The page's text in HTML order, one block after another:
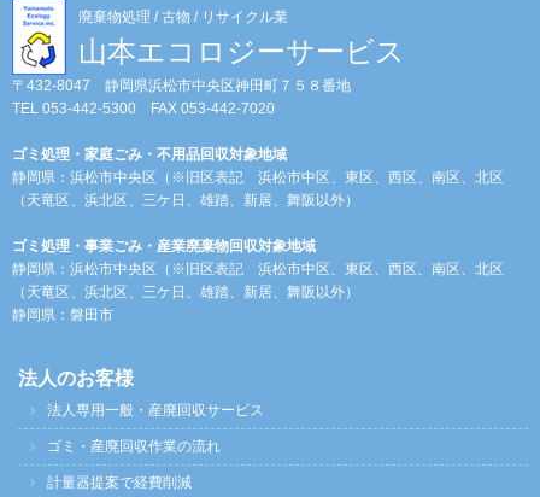
廃棄物処理 / 古物 / リサイクル業
山本エコロジーサービス
〒432-8047 静岡県浜松市中央区神田町７５８番地
TEL 053-442-5300 FAX 053-442-7020
ゴミ処理・家庭ごみ・不用品回収対象地域
静岡県：浜松市中央区（※旧区表記 浜松市中区、東区、西区、南区、北区
（天竜区、浜北区、三ケ日、雄踏、新居、舞阪以外）
ゴミ処理・事業ごみ・産業廃棄物回収対象地域
静岡県：浜松市中央区（※旧区表記 浜松市中区、東区、西区、南区、北区
（天竜区、浜北区、三ケ日、雄踏、新居、舞阪以外）
静岡県：磐田市
法人のお客様
法人専用一般・産廃回収サービス
ゴミ・産廃回収作業の流れ
計量器提案で経費削減